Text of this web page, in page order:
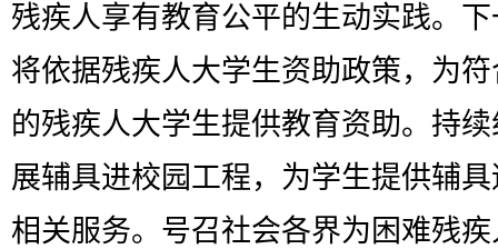
残疾人享有教育公平的生动实践。
将依据残疾人大学生资助政策，为
的残疾人大学生提供教育资助。持
展辅具进校园工程，为学生提供辅
相关服务。号召社会各界为困难残